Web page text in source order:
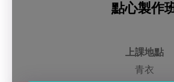
點心製作
上課地點
青衣